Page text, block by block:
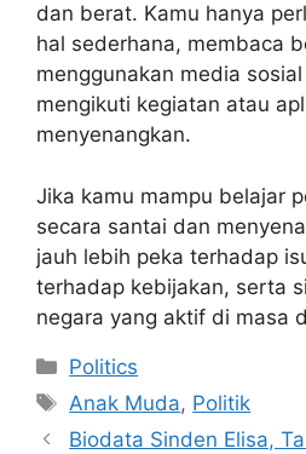
dan berat. Kamu hanya
hal sederhana, membaca
menggunakan media
mengikuti kegiatan atau
menyenangkan.
Jika kamu mampu belajar
secara santai dan
jauh lebih peka terhadap
terhadap kebijakan, serta
negara yang aktif di masa
Kategori
Politics
Tag
Anak Muda, Politik
Biodata Sinden Elisa,